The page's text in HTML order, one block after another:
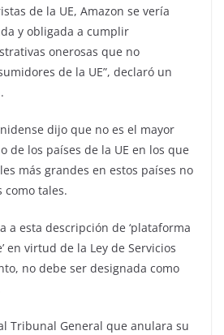
de la UE, Amazon se vería
y obligada a cumplir
onerosas que no
de la UE”, declaró un
dijo que no es el mayor
de los países de la UE en los que
más grandes en estos países no
como tales.
a esta descripción de ‘plataforma
en virtud de la Ley de Servicios
no debe ser designada como
Tribunal General que anulara su